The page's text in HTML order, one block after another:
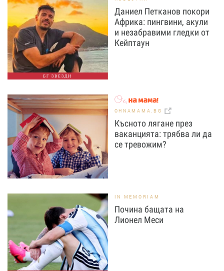
БГ ЗВЕЗДИ
Даниел Петканов покори
Африка: пингвини, акули
и незабравими гледки от
Кейптаун
OHNAMAMA.BG
Късното лягане през
ваканцията: трябва ли да
се тревожим?
IN MEMORIAM
Почина бащата на
Лионел Меси